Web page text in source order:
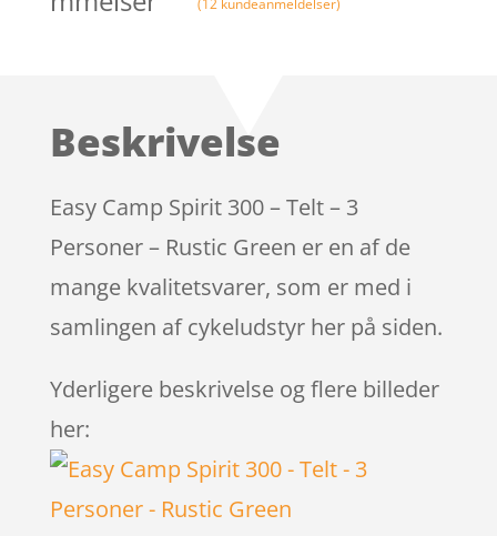
Beskrivelse
Easy Camp Spirit 300 – Telt – 3
Personer – Rustic Green er en af de
mange kvalitetsvarer, som er med i
samlingen af cykeludstyr her på siden.
Yderligere beskrivelse og flere billeder
her: